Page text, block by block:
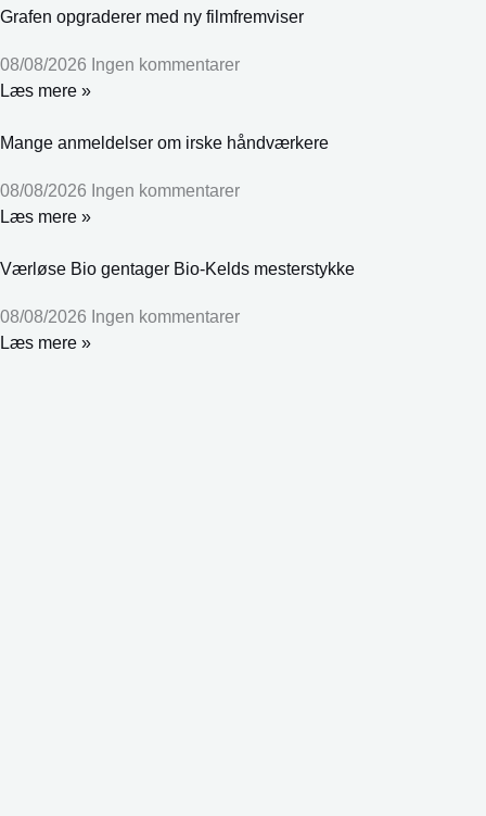
Grafen opgraderer med ny filmfremviser
08/08/2026 Ingen kommentarer
Læs mere »
Mange anmeldelser om irske håndværkere
08/08/2026 Ingen kommentarer
Læs mere »
Værløse Bio gentager Bio-Kelds mesterstykke
08/08/2026 Ingen kommentarer
Læs mere »